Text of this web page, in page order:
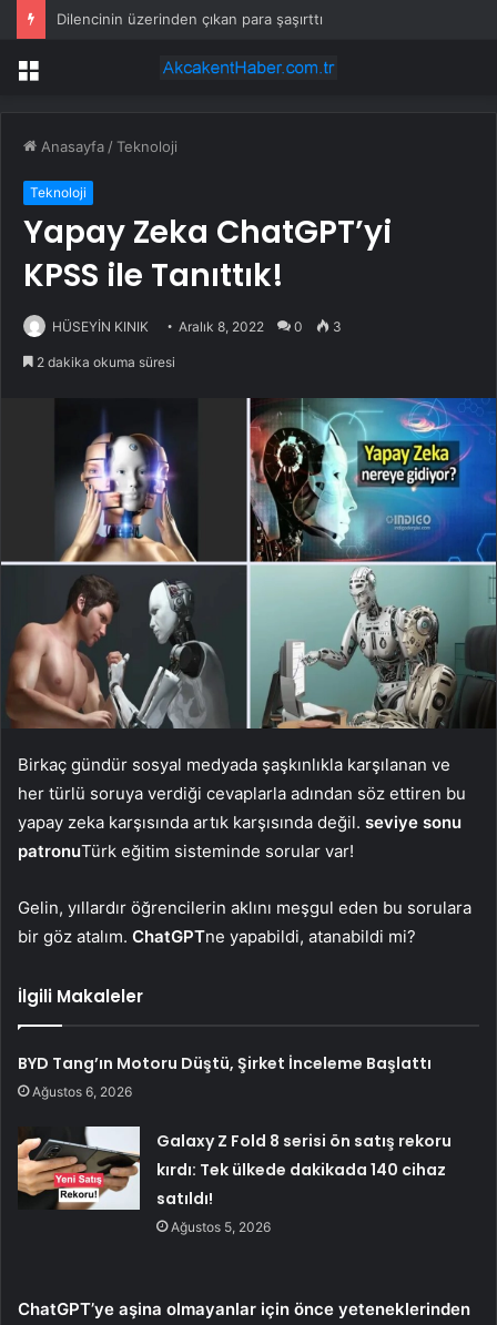
Dilencinin üzerinden çıkan para şaşırttı
Menü
Anasayfa /Teknoloji
Teknoloji
Yapay Zeka ChatGPT’yi
KPSS ile Tanıttık!
HÜSEYİN KINIK Aralık 8, 2022 0 3
2 dakika okuma süresi
Birkaç gündür sosyal medyada şaşkınlıkla karşılanan ve
her türlü soruya verdiği cevaplarla adından söz ettiren bu
yapay zeka karşısında artık karşısında değil. seviye sonu
patronuTürk eğitim sisteminde sorular var!
Gelin, yıllardır öğrencilerin aklını meşgul eden bu sorulara
bir göz atalım. ChatGPTne yapabildi, atanabildi mi?
İlgili Makaleler
BYD Tang’ın Motoru Düştü, Şirket İnceleme Başlattı
Ağustos 6, 2026
Galaxy Z Fold 8 serisi ön satış rekoru
kırdı: Tek ülkede dakikada 140 cihaz
satıldı!
Ağustos 5, 2026
ChatGPT’ye aşina olmayanlar için önce yeteneklerinden